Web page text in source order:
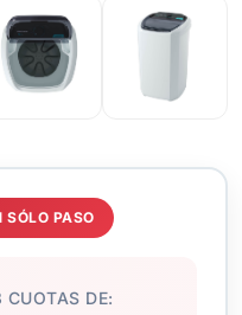
SÓLO PASO
CUOTAS DE: